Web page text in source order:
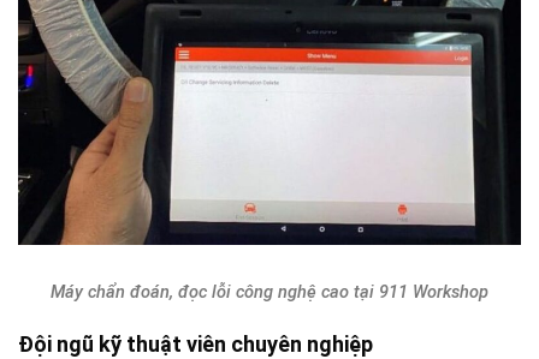
Máy chẩn đoán, đọc lỗi công nghệ cao tại 911 Workshop
Đội ngũ kỹ thuật viên chuyên nghiệp